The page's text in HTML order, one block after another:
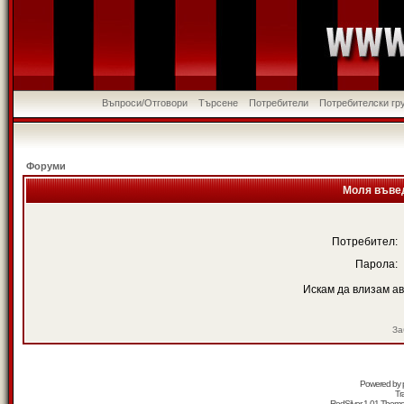
Въпроси/Отговори Търсене Потребители Потребителски
Форуми
Моля
Потребител:
Парола:
Искам да влизам
Powered by